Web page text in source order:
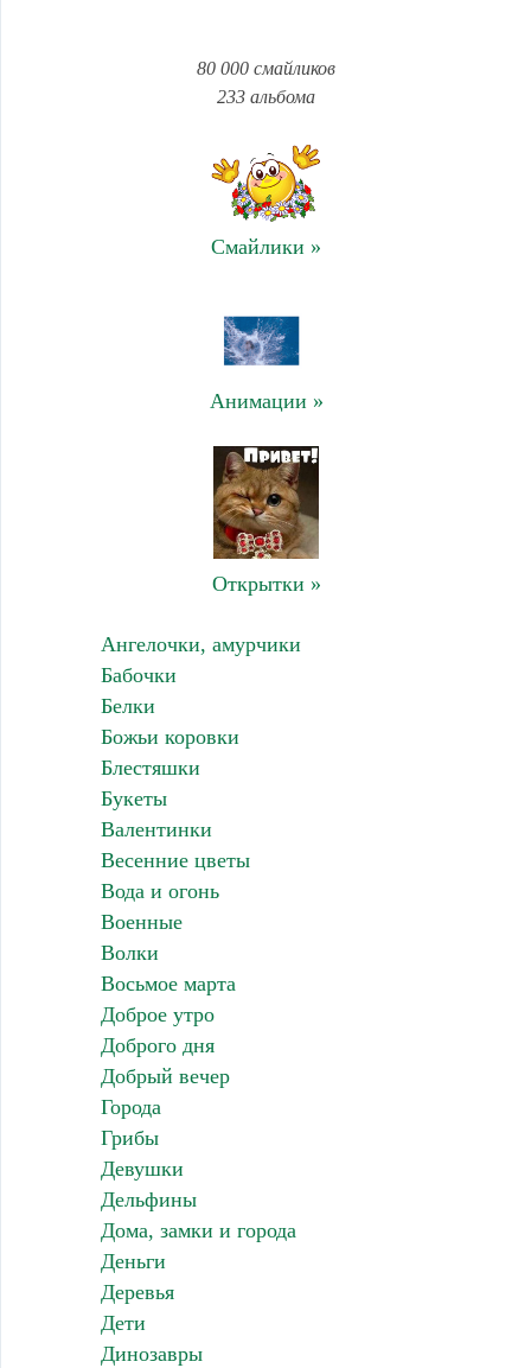
80 000 смайликов
233 альбома
Смайлики »
Анимации »
Открытки »
Ангелочки, амурчики
Бабочки
Белки
Божьи коровки
Блестяшки
Букеты
Валентинки
Весенние цветы
Вода и огонь
Военные
Волки
Восьмое марта
Доброе утро
Доброго дня
Добрый вечер
Города
Грибы
Девушки
Дельфины
Дома, замки и города
Деньги
Деревья
Дети
Динозавры